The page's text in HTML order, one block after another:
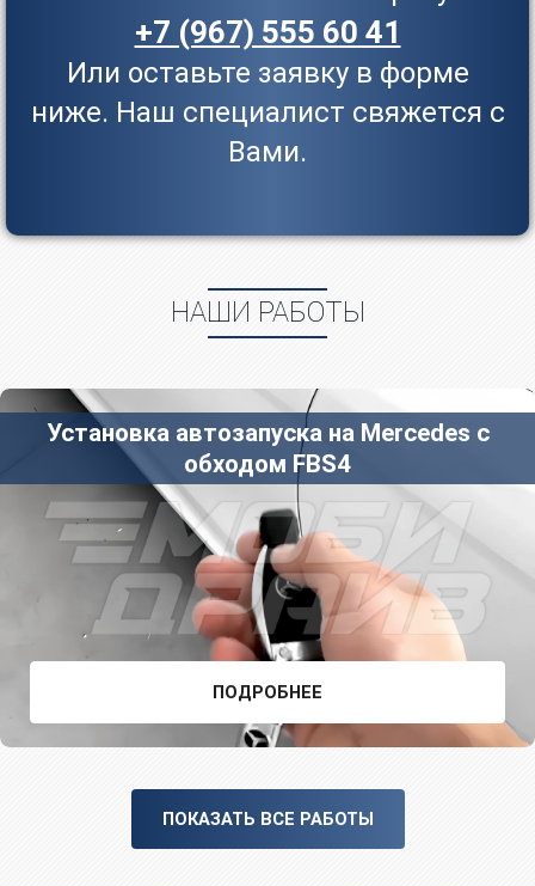
+7 (967) 555 60 41
Или оставьте заявку в форме
ниже. Наш специалист свяжется с
Вами.
НАШИ РАБОТЫ
Установка автозапуска на Mercedes с
обходом FBS4
ПОДРОБНЕЕ
ПОКАЗАТЬ ВСЕ РАБОТЫ